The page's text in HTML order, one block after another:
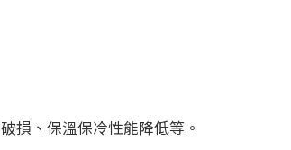
損、保溫保冷性能降低等。